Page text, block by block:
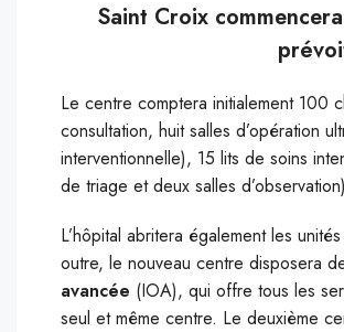
Saint Croix
Le centre comptera initialement 100
consultation, huit salles d’opération
interventionnelle), 15 lits de soins
de triage et deux salles
L’hôpital abritera également les
outre, le nouveau centre disposera
avancée (IOA), qui offre tous les
seul et même centre. Le deuxième